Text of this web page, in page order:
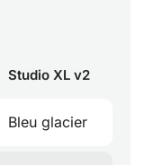
Studio XL v2
Bleu glacier